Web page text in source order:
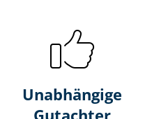
Unabhängige